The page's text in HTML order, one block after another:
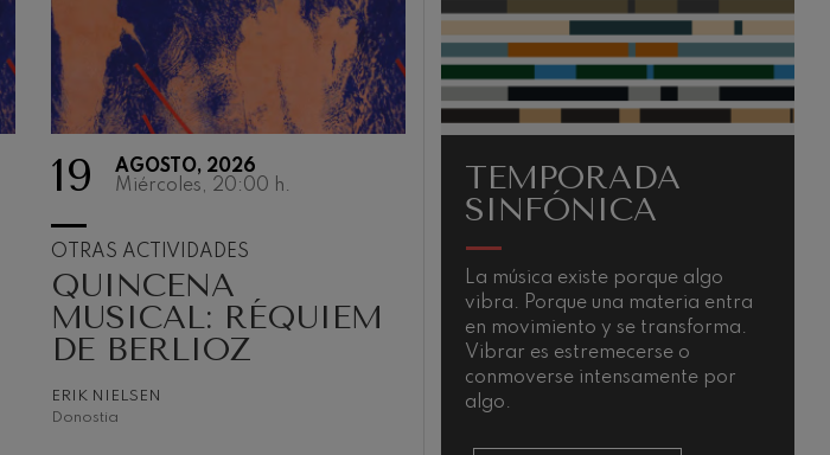
TEMPORADA
SINFÓNICA
La música existe porque algo
vibra. Porque una materia entra
en movimiento y se transforma.
Vibrar es estremecerse o
conmoverse intensamente por
algo.
19
AGOSTO, 2026
Miércoles, 20:00 h.
OTRAS ACTIVIDADES
QUINCENA
MUSICAL: RÉQUIEM
DE BERLIOZ
ERIK NIELSEN
Donostia